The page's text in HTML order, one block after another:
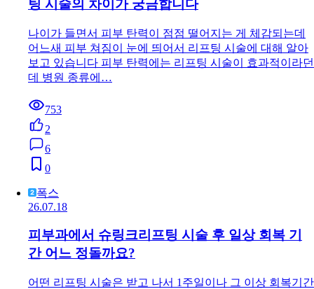
팅 시술의 차이가 궁금합니다
나이가 들면서 피부 탄력이 점점 떨어지는 게 체감되는데
어느새 피부 쳐짐이 눈에 띄어서 리프팅 시술에 대해 알아
보고 있습니다 피부 탄력에는 리프팅 시술이 효과적이라던
데 병원 종류에…
753
2
6
0
폭스
26.07.18
피부과에서 슈링크리프팅 시술 후 일상 회복 기
간 어느 정돌까요?
어떤 리프팅 시술은 받고 나서 1주일이나 그 이상 회복기간